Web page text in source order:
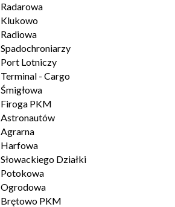
Radarowa
Klukowo
Radiowa
Spadochroniarzy
Port Lotniczy
Terminal - Cargo
Śmigłowa
Firoga PKM
Astronautów
Agrarna
Harfowa
Słowackiego Działki
Potokowa
Ogrodowa
Brętowo PKM